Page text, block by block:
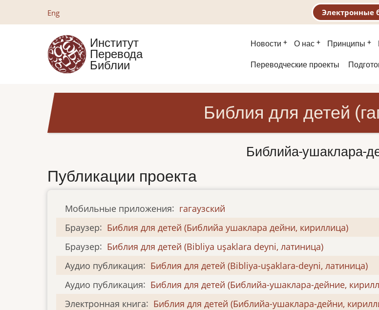
содержанию
Eng Электронные
Институт
Перевода
Библии
Основная
навигация
Новости О нас Принципы
Второе
Переводческие проекты
Библия для детей
Библийа-ушаклара-
Публикации проекта
Мобильные приложения: гагаузский
Браузер: Библия для детей (Библийа ушаклара дейни, кириллица)
Браузер: Библия для детей (Bіblіya uşaklara deynі, латиница)
Аудио публикация: Библия для детей (Bibliya-uşaklara-deyni, латиница)
Аудио публикация: Библия для детей (Библийа-ушаклара-дейниe,
Электронная книга: Библия для детей (Библийа-ушаклара-дейни,